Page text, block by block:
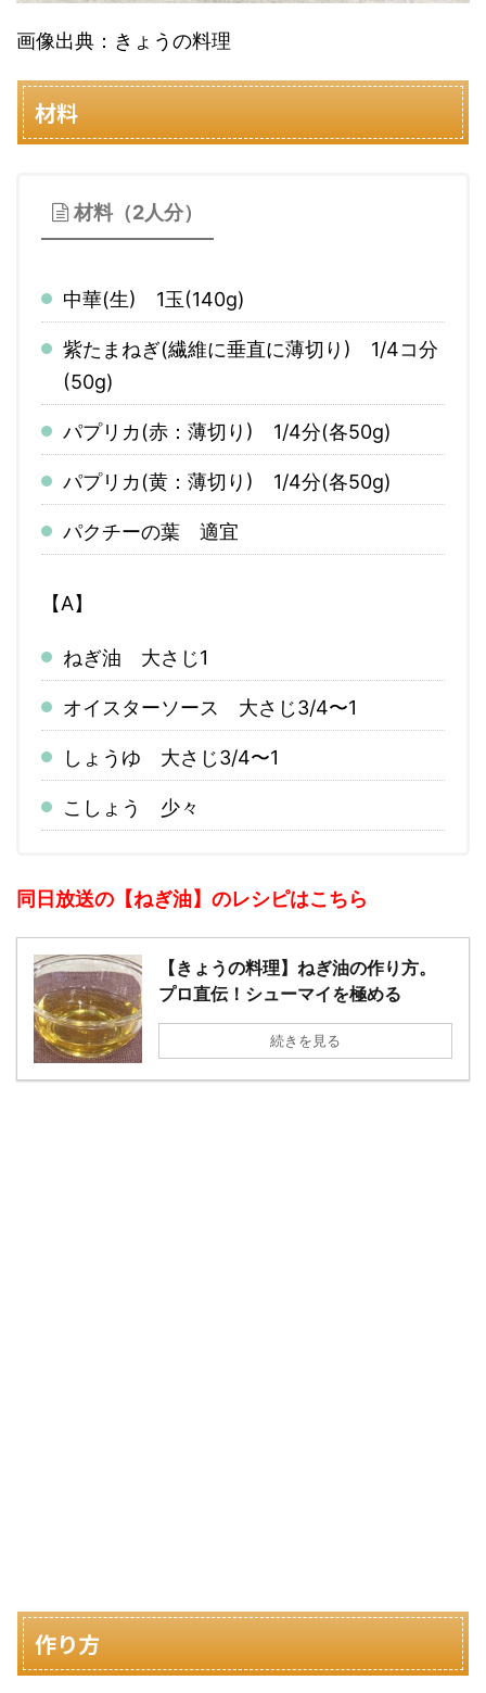
画像出典：きょうの料理
材料
材料（2人分）
中華(生) 1玉(140g)
紫たまねぎ(繊維に垂直に薄切り) 1/4コ分
(50g)
パプリカ(赤：薄切り) 1/4分(各50g)
パプリカ(黄：薄切り) 1/4分(各50g)
パクチーの葉 適宜
【A】
ねぎ油 大さじ1
オイスターソース 大さじ3/4〜1
しょうゆ 大さじ3/4〜1
こしょう 少々
同日放送の【ねぎ油】のレシピはこちら
【きょうの料理】ねぎ油の作り方。
プロ直伝！シューマイを極める
続きを見る
作り方